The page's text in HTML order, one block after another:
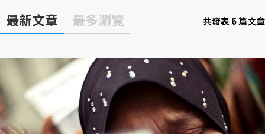
最新文章 最多瀏覽 共發表 6 篇文章